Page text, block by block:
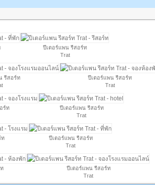
ปีเตอร์แพน รีสอร์ท
Trat
รีสอร์ท
ปีเตอร์แพน รีสอร์ท
Trat
ร์ท
ปีเตอร์แพน รีสอร์ท
Trat
ท
ปีเตอร์แพน รีสอร์ท
Trat
ปีเตอร์แพน รีสอร์ท
Trat